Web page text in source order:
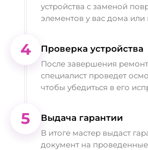
устройства с заменой
элементов у вас дома или
4 Проверка устройства
После завершения
специалист проведет
чтобы убедиться в его
5 Выдача гарантии
В итоге мастер выдаст
документ на